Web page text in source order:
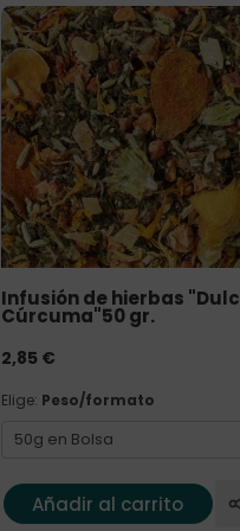
Infusión de hierbas
Cúrcuma"50 gr.
2,85 €
Elige: Peso/formato
Elige: Peso/formato
Añadir al carrito